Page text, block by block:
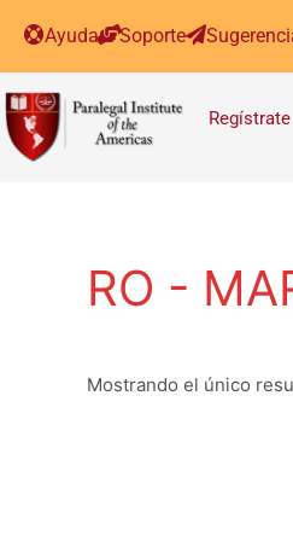
Ayuda Soporte
Regístrate
RO -
Mostrando el único